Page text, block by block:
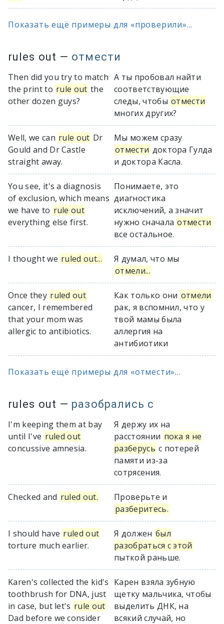
Показать ещё примеры для «проверили»...
rules out — отмести
Then did you try to match
the print to rule out the
other dozen guys?
А ты пробовал найти
соответствующие
следы, чтобы отмести
многих других?
Well, we can rule out Dr
Gould and Dr Castle
straight away.
Мы можем сразу
отмести доктора Гулда
и доктора Касла.
You see, it's a diagnosis
of exclusion, which means
we have to rule out
everything else first.
Понимаете, это
диагностика
исключений, а значит
нужно сначала отмести
все остальное.
I thought we ruled out...
Я думал, что мы
отмели...
Once they ruled out
cancer, I remembered
that your mom was
allergic to antibiotics.
Как только они отмели
рак, я вспомнил, что у
твой мамы была
аллергия на
антибиотики
Показать ещё примеры для «отмести»...
rules out — разобрались с
I'm keeping them at bay
until I've ruled out
concussive amnesia.
Я держу их на
расстоянии пока я не
разберусь с потерей
памяти из-за
сотрясения.
Checked and ruled out.
Проверьте и
разберитесь.
I should have ruled out
torture much earlier.
Я должен был
разобраться с этой
пыткой раньше.
Karen's collected the kid's
toothbrush for DNA, just
in case, but let's rule out
Dad before we consider
Карен взяла зубную
щетку мальчика, чтобы
выделить ДНК, на
всякий случай, но